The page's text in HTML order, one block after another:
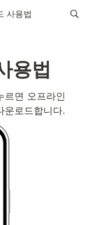
사용법
용법
르면 오프라인
운로드합니다.